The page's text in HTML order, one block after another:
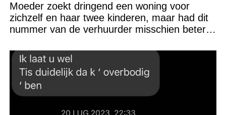
Moeder zoekt dringend een woning voor
zichzelf en haar twee kinderen, maar had dit
nummer van de verhuurder misschien beter